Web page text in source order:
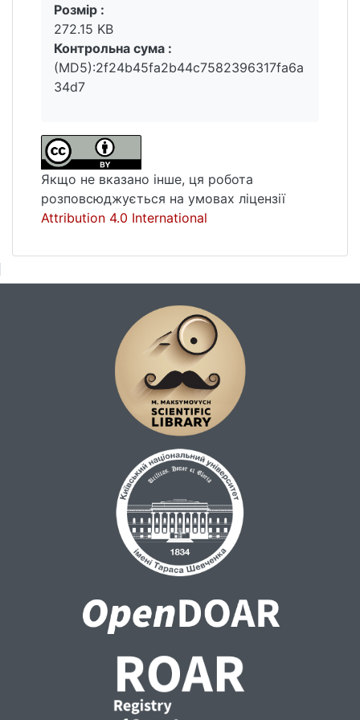
(фото- чи відеосюжети, коментарі,
обговорення, гіперпосилання на інші
джерела, двосторонній звʼязок), тому
адресант має ефективніший вплив на
необхідну категорію адресатів.
Розмір :
272.15 KB
Контрольна сума :
(MD5):2f24b45fa2b44c7582396317fa6a
34d7
Якщо не вказано інше, ця робота
розповсюджується на умовах ліцензії
Attribution 4.0 International